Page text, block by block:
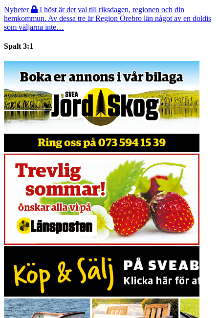
Nyheter
I höst är det val till riksdagen, regionen och din
hemkommun. Av dessa tre är Region Örebro län något av en doldis
som väljarna inte…
Spalt 3:1